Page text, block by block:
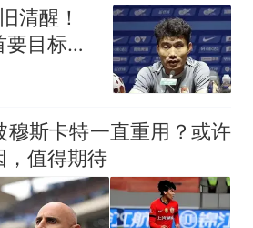
清醒！
目标保
穆斯卡特一直重用？或许
，值得期待